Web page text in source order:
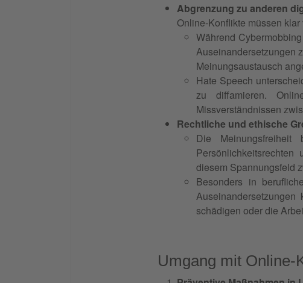
Abgrenzung zu anderen
Online-Konflikte müssen
Während
Auseinandersetzungen
Meinungsaustausch
Hate Speech
zu diffamieren.
Missverständnissen
Rechtliche und ethische
Die
diesem Spannungsfeld
Besonders in
schädigen oder die
Umgang mit Online-